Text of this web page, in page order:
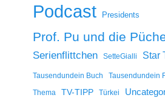
Podcast Presidents
Prof. Pu und die
Serienflittchen SetteGialli Star
Tausendundein Buch Tausendundein
Thema TV-TIPP Türkei